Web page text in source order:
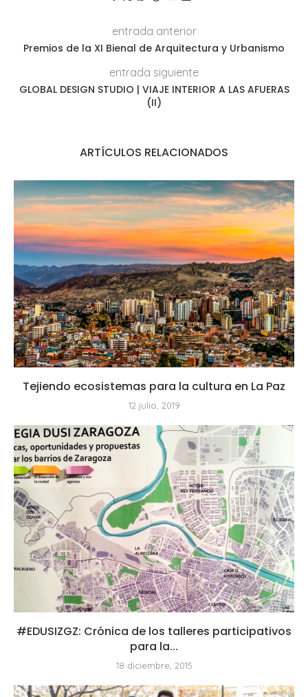
entrada anterior
Premios de la XI Bienal de Arquitectura y Urbanismo
entrada siguiente
GLOBAL DESIGN STUDIO | VIAJE INTERIOR A LAS AFUERAS
(II)
ARTÍCULOS RELACIONADOS
Tejiendo ecosistemas para la cultura en La Paz
12 julio, 2019
#EDUSIZGZ: Crónica de los talleres participativos
para la...
18 diciembre, 2015